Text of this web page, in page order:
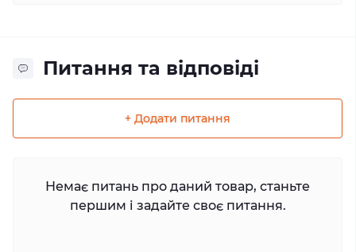
Питання та відповіді
+ Додати питання
Немає питань про даний товар, станьте
першим і задайте своє питання.